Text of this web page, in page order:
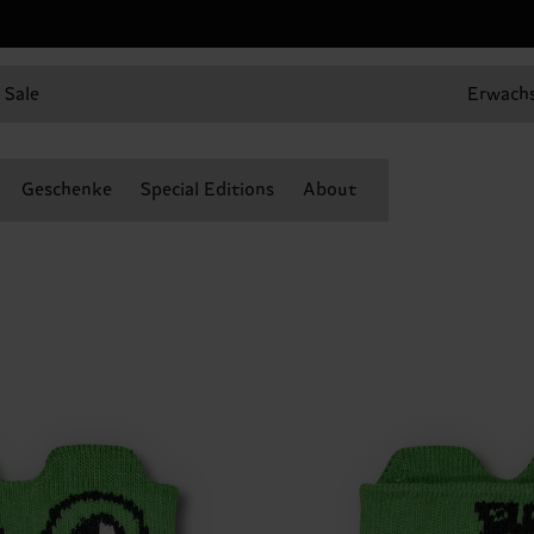
Sale
Geschenke Special Editions About